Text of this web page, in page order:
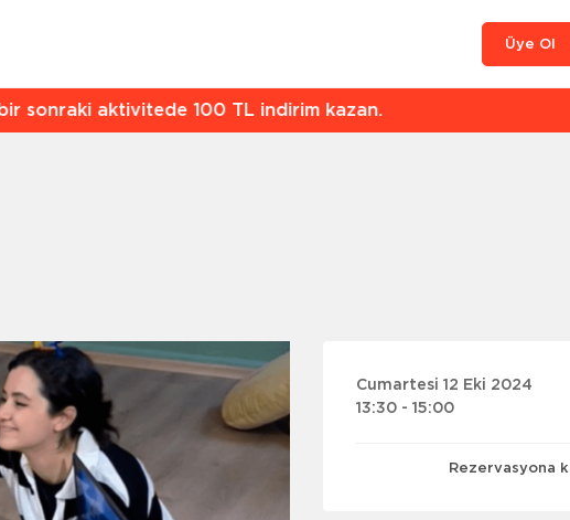
Üye Ol
aktivitede 100 TL indirim kazan.
Cumartesi 12 Eki 2024
13:30 - 15:00
Rezervasyona